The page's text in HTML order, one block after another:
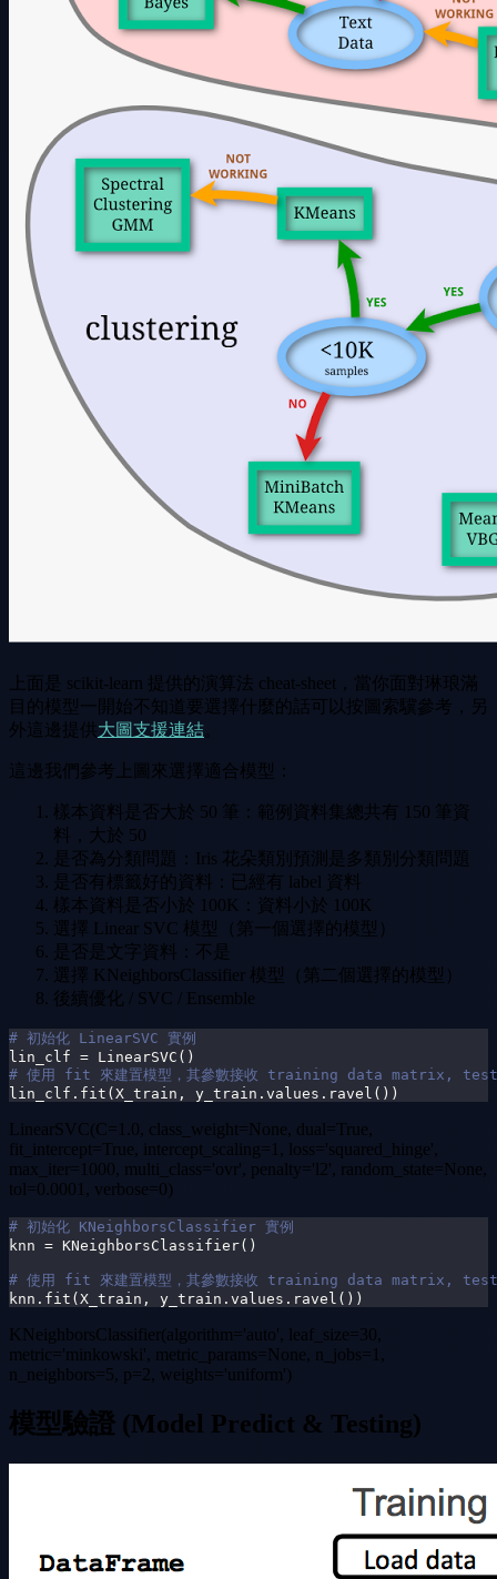
上面是 scikit-learn 提供的演算法 cheat-sheet，當你面對琳琅滿
目的模型一開始不知道要選擇什麼的話可以按圖索驥參考，另
外這邊提供 大圖支援連結
這邊我們參考上圖來選擇適合模型：
樣本資料是否大於 50 筆：範例資料集總共有 150 筆資
料，大於 50
是否為分類問題：Iris 花朵類別預測是多類別分類問題
是否有標籤好的資料：已經有 label 資料
樣本資料是否小於 100K：資料小於 100K
選擇 Linear SVC 模型（第一個選擇的模型）
是否是文字資料：不是
選擇 KNeighborsClassifier 模型（第二個選擇的模型）
後續優化 / SVC / Ensemble
# 初始化 LinearSVC 實例
lin_clf = LinearSVC ( )
# 使用 fit 來建置模型，其參數接收 training data matrix,
lin_clf . fit (X_train , y_train . values . ravel ( ) )
LinearSVC(C=1.0, class_weight=None, dual=True,
fit_intercept=True, intercept_scaling=1, loss='squared_hinge',
max_iter=1000, multi_class='ovr', penalty='l2', random_state=None,
tol=0.0001, verbose=0)
# 初始化 KNeighborsClassifier 實例
knn = KNeighborsClassifier( )
# 使用 fit 來建置模型，其參數接收 training data matrix,
knn . fit (X_train , y_train . values . ravel ( ) )
KNeighborsClassifier(algorithm='auto', leaf_size=30,
metric='minkowski', metric_params=None, n_jobs=1,
n_neighbors=5, p=2, weights='uniform')
模型驗證 (Model Predict & Testing)